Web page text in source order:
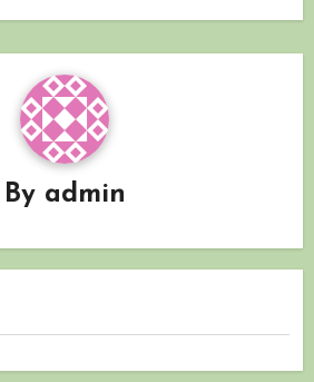
By admin